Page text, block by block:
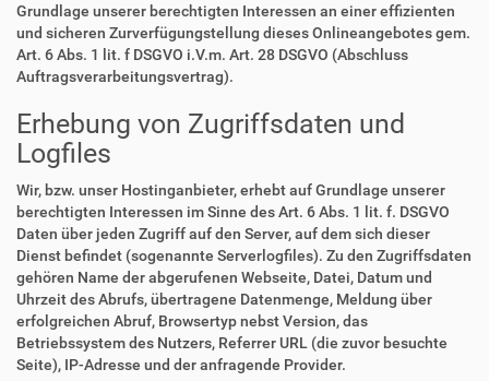
Grundlage unserer berechtigten Interessen an einer effizienten
und sicheren Zurverfügungstellung dieses Onlineangebotes gem.
Art. 6 Abs. 1 lit. f DSGVO i.V.m. Art. 28 DSGVO (Abschluss
Auftragsverarbeitungsvertrag).
Erhebung von Zugriffsdaten und
Logfiles
Wir, bzw. unser Hostinganbieter, erhebt auf Grundlage unserer
berechtigten Interessen im Sinne des Art. 6 Abs. 1 lit. f. DSGVO
Daten über jeden Zugriff auf den Server, auf dem sich dieser
Dienst befindet (sogenannte Serverlogfiles). Zu den Zugriffsdaten
gehören Name der abgerufenen Webseite, Datei, Datum und
Uhrzeit des Abrufs, übertragene Datenmenge, Meldung über
erfolgreichen Abruf, Browsertyp nebst Version, das
Betriebssystem des Nutzers, Referrer URL (die zuvor besuchte
Seite), IP-Adresse und der anfragende Provider.